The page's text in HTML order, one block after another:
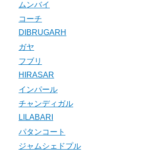
ムンバイ
コーチ
DIBRUGARH
ガヤ
フブリ
HIRASAR
インパール
チャンディガル
LILABARI
パタンコート
ジャムシェドプル